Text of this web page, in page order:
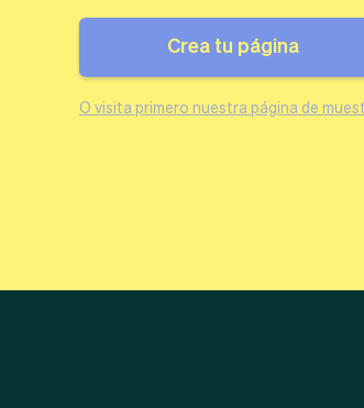
Crea tu página
O visita primero nuestra página de